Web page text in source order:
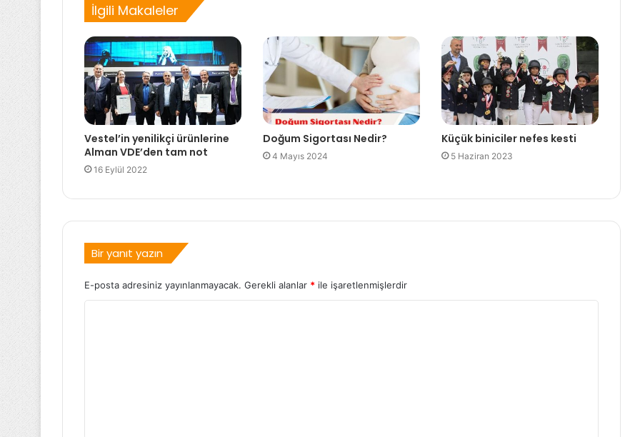
İlgili Makaleler
Vestel’in yenilikçi ürünlerine
Alman VDE’den tam not
16 Eylül 2022
Doğum Sigortası Nedir?
4 Mayıs 2024
Küçük biniciler nefes kesti
5 Haziran 2023
Bir yanıt yazın
E-posta adresiniz yayınlanmayacak. Gerekli alanlar * ile işaretlenmişlerdir